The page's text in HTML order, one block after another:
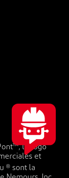
le logo
et
® sont la